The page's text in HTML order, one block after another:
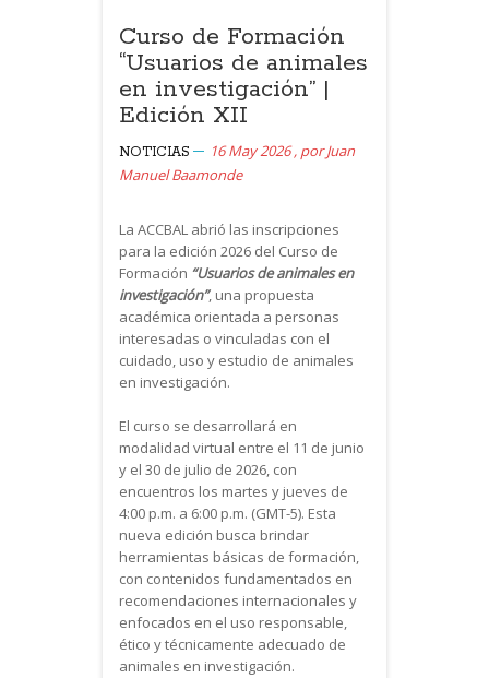
Curso de Formación
“Usuarios de animales
en investigación” |
Edición XII
NOTICIAS 16 May 2026 , porJuan
Manuel Baamonde
La ACCBAL abrió las inscripciones
para la edición 2026 del Curso de
Formación “Usuarios de animales en
investigación”, una propuesta
académica orientada a personas
interesadas o vinculadas con el
cuidado, uso y estudio de animales
en investigación.
El curso se desarrollará en
modalidad virtual entre el 11 de junio
y el 30 de julio de 2026, con
encuentros los martes y jueves de
4:00 p.m. a 6:00 p.m. (GMT-5). Esta
nueva edición busca brindar
herramientas básicas de formación,
con contenidos fundamentados en
recomendaciones internacionales y
enfocados en el uso responsable,
ético y técnicamente adecuado de
animales en investigación.